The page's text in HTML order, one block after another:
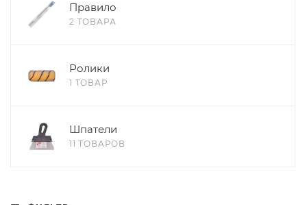
Правило
2 ТОВАРА
Ролики
1 ТОВАР
Шпатели
11 ТОВАРОВ